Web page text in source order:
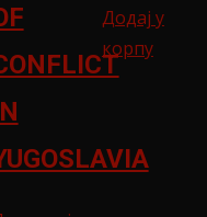
Додај у
корпу